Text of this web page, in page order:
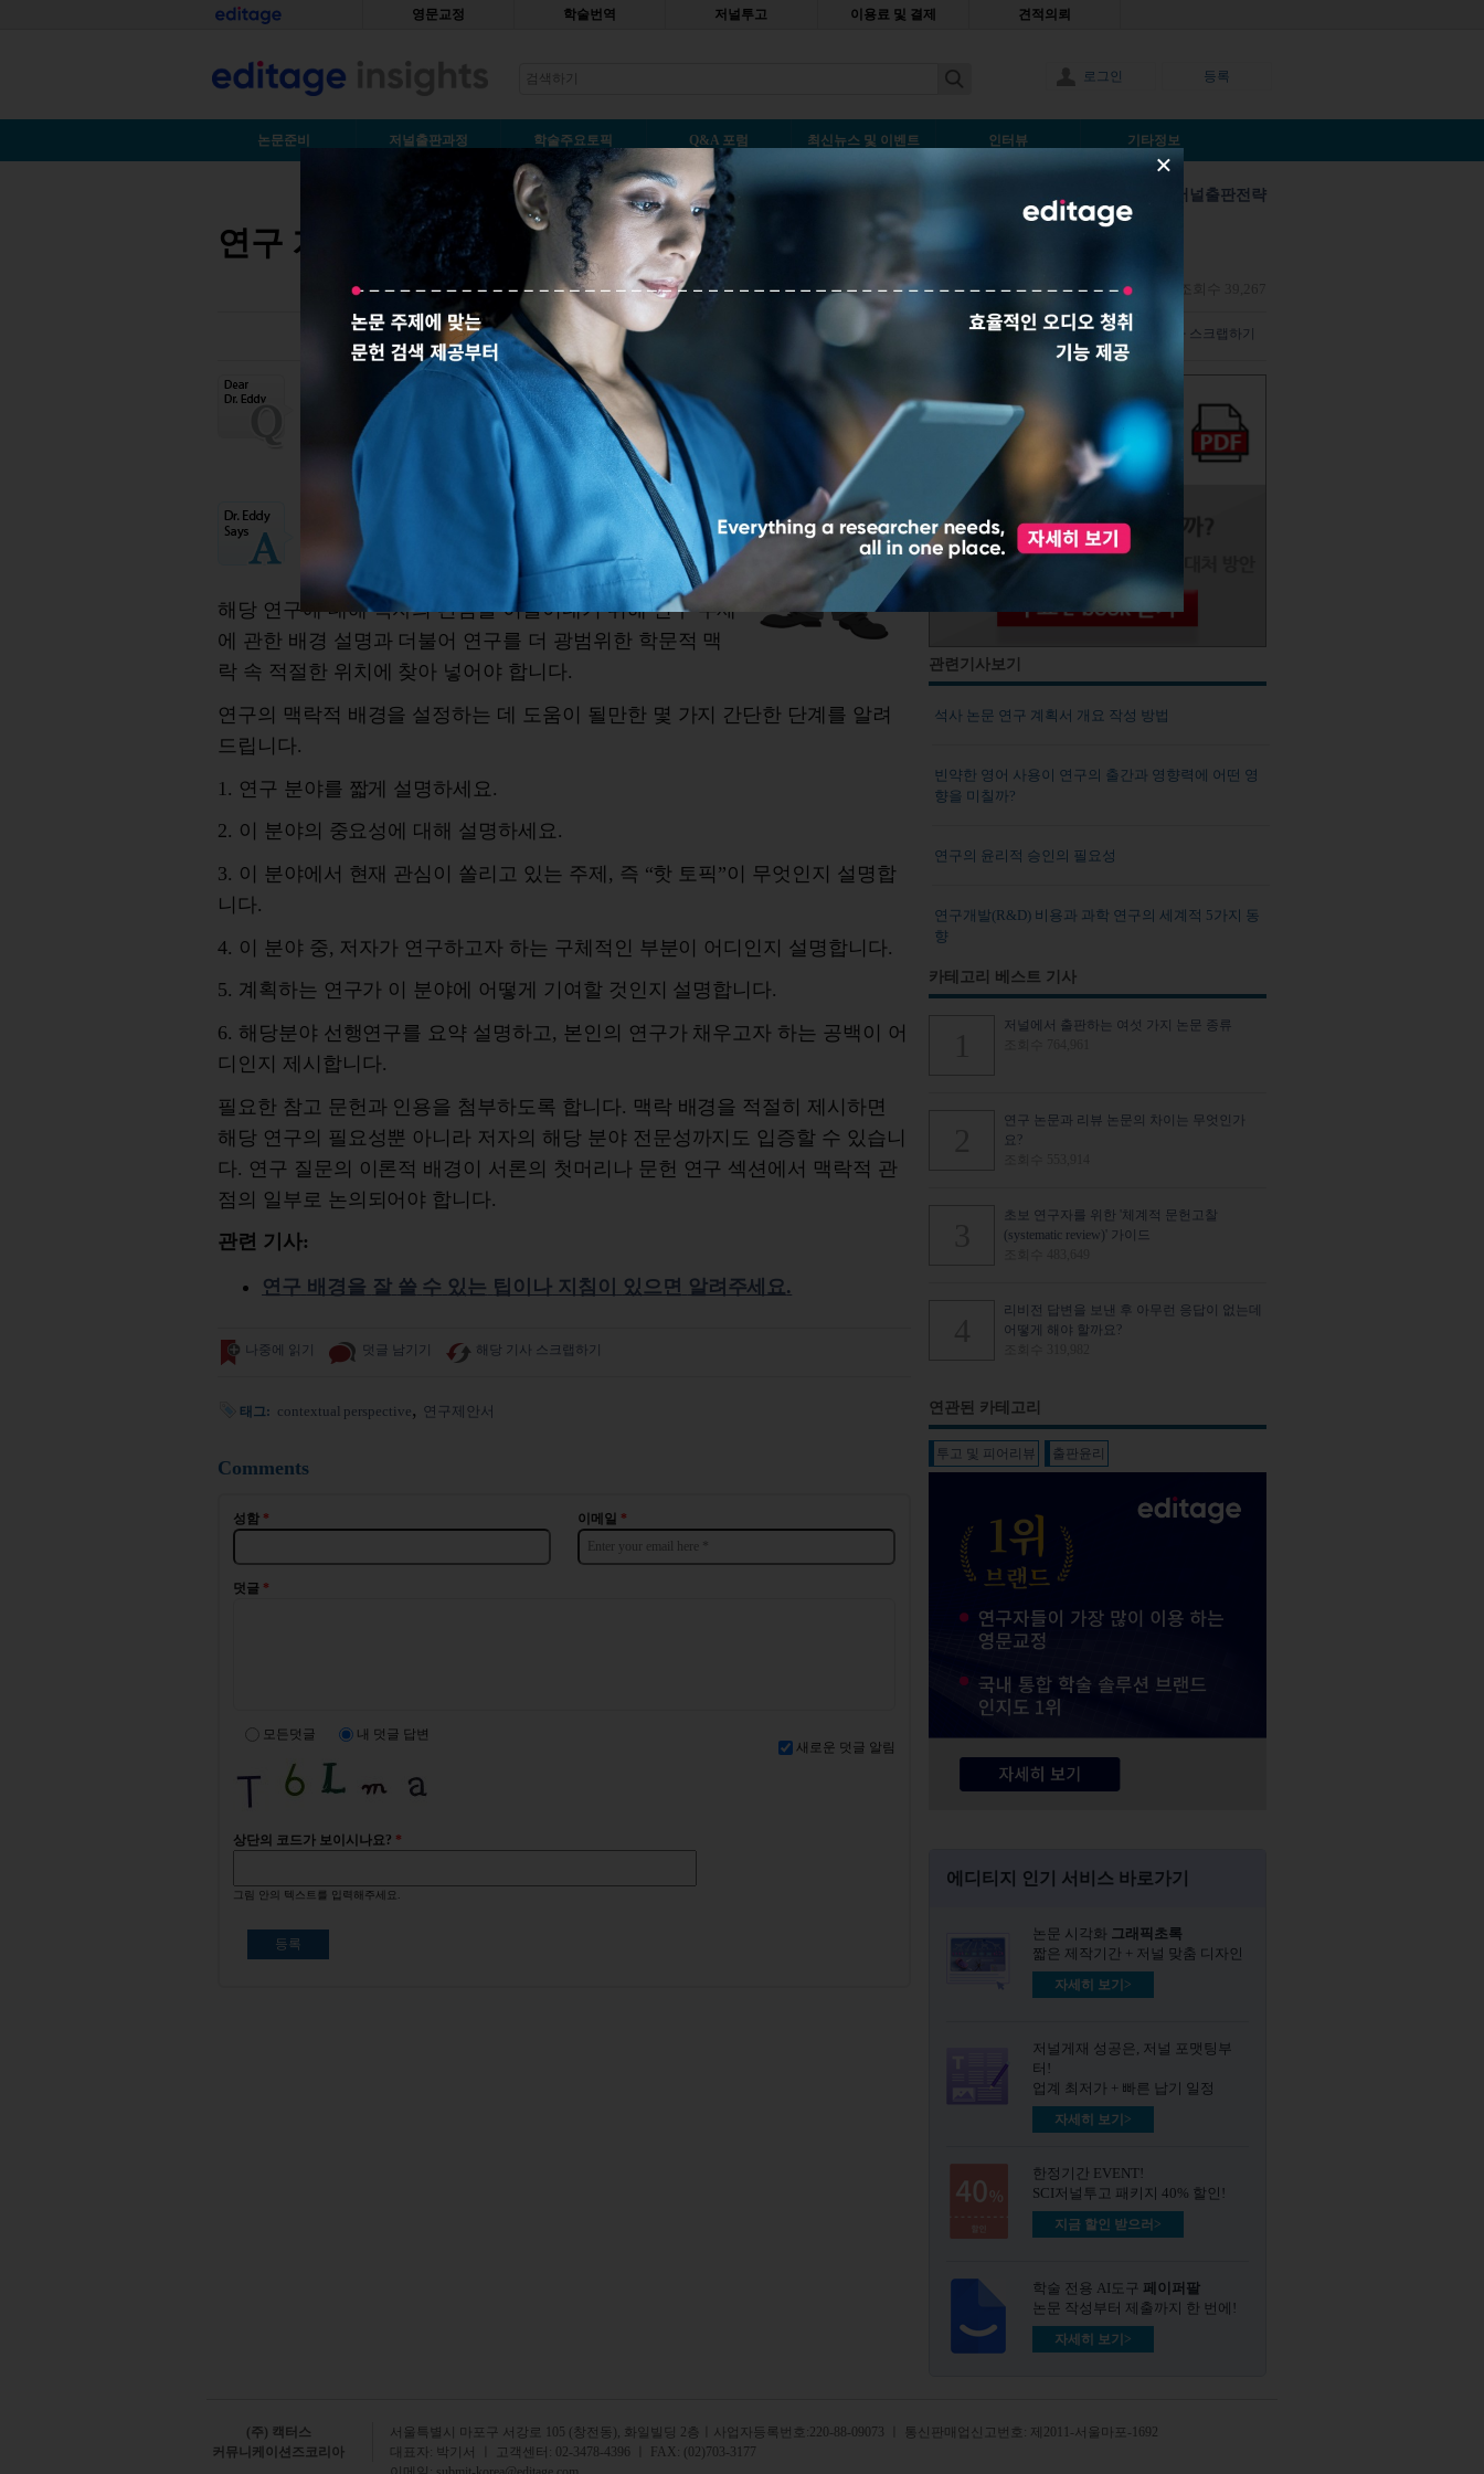
홈 영문교정 학술번역 저널투고 이용료 및 결제 견적의뢰
로그인 등록
논문준비 저널출판과정 학술주요토픽 Q&A 포럼 최신뉴스 및 이벤트 인터뷰 기타정보
저널출판전략
연구 계획서에 들어갈 연구의 맥락적 배경/관점 작성 방법
Anonymous |2018년11월19일
덧글 남기기 해당 기사 스크랩하기
계획서에 필요한 연구의 맥락적 배경 및
쓰는 알려 주세요.
맥락적 계획서에서 필수적인 측면이
계획서 아주 세심한 주의가 필요
부분입니다 계획서의 서론에서
저자는
해당 연구에 대해 독자의 관심을 이끌어내기 위해 연구 주제
에
관한 배경 설명과 더불어 연구를 더 광범위한 학문적 맥
락 속 적절한 위치에 찾아 넣어야 합니다.
연구의 맥락적 배경을 설정하는 데 도움이 될만한 몇 가지 간단한 단계를 알려
드립니다.
1. 연구 분야를 짧게 설명하세요 .
2. 이 분야의 중요성에 대해 설명하세요 .
3. 이 분야에서 현재 관심이 쏠리고 있는 주제 , 즉 “핫 토픽 ”이 무엇인지 설명합
니다.
4. 이 분야 중, 저자가 연구하고자 하는 구체적인 부분이 어디인지 설명합니다.
5. 계획하는 연구가 이 분야에 어떻게 기여할 것인지 설명합니다.
6. 해당분야선행 연구를 요약 설명하고 , 본인의 연구가 채우고자 하는 공백이 어
디인지 제시합니다.
필요한 참고 문헌과 인용을 첨부하도록 합니다. 맥락 배경을 적절히 제시하면
해당 연구의 필요성뿐 아니라 저자의 해당 분야 전문성까지도 입증할 수 있습니
다. 연구 질문의 이론적 배경이 서론의 첫머리나 문헌 연구 섹션에서 맥락적 관
점의 일부로 논의되어야 합니다.
관련 기사:
연구 배경을 잘 쓸 수 있는 팁이나 지침이 있으면 알려주세요.
나중에 읽기 덧글 남기기 해당 기사 스크랩하기
태그: contextual perspective 연구제안서
Comments
성함 * 이메일 *
덧글 *
새로운 덧글 알림
모든덧글 내 덧글 답변
상단의 코드가 보이시나요? *
그림 안의 텍스트를 입력해주세요.
관련기사보기
석사 논문 연구 계획서 개요 작성 방법
빈약한 영어 사용이 연구의 출간과 영향력에 어떤 영
향을 미칠까?
연구의 윤리적 승인의 필요성
연구개발(R&D) 비용과 과학 연구의 세계적 5가지 동
향
카테고리 베스트 기사
저널에서 출판하는 여섯 가지 논문 종류
연구 논문과 리뷰 논문의 차이는 무엇인가
요?
초보 연구자를 위한 '체계적 문헌고찰
(systematic review)' 가이드
리비전 답변을 보낸 후 아무런 응답이 없는데
어떻게 해야 할까요?
연관된 카테고리
투고 및 피어리뷰 출판윤리
에디티지 인기 서비스 바로가기
논문 시각화 그래픽초록​
짧은 제작기간 + 저널 맞춤 디자인
자세히 보기>
저널게재 성공은, 저널 포맷팅부
터!
업계 최저가 + 빠른 납기 일정
자세히 보기>
한정기간 EVENT!
SCI저널투고 패키지 40% 할인!
지금 할인 받으러>
학술 전용 AI도구 페이퍼팔
논문 작성부터 제출까지 한 번에!
자세히 보기>
(주) 캑터스
커뮤니케이션즈코리아
서 울특별시 마포구 서강로 105 (창전동), 화일빌딩 2 층
ㅣ사업자등록번호:220-88-09073 ㅣ 통신판매업신고번호: 제2011-서울마포-1692
대표자: 박기서 ㅣ 고객센터: 02-3478-4396 ㅣ FAX: (02)703-3177
×